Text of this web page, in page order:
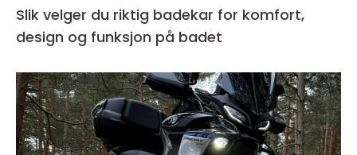
Slik velger du riktig badekar for komfort,
design og funksjon på badet